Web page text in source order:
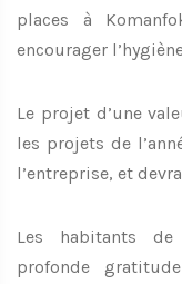
places à
encourager
Le projet d’une
les projets de
l’entreprise, et
Les habitants
profonde